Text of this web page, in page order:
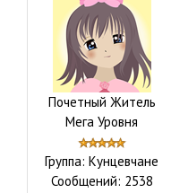
Почетный Житель
Мега Уровня
Группа: Кунцевчане
Сообщений: 2538